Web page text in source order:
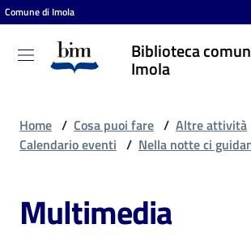
Vai al contenuto
Vai alla navigazione
Vai al footer
Comune di Imola
Biblioteca
Imola
Biblioteca
comunale
Home / Cosa puoi fare / Altre attività
Calendario eventi / Nella notte ci
Multimedia